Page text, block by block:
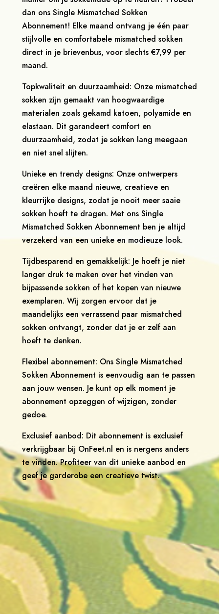
dan ons Single Mismatched Sokken
Abonnement! Elke maand ontvang je één paar
stijlvolle en comfortabele mismatched sokken
direct in je brievenbus, voor slechts €7,99 per
maand.
Topkwaliteit en duurzaamheid: Onze mismatched
sokken zijn gemaakt van hoogwaardige
materialen zoals gekamd katoen, polyamide en
elastaan. Dit garandeert comfort en
duurzaamheid, zodat je sokken lang meegaan
en niet snel slijten.
Unieke en trendy designs: Onze ontwerpers
creëren elke maand nieuwe, creatieve en
kleurrijke designs, zodat je nooit meer saaie
sokken hoeft te dragen. Met ons Single
Mismatched Sokken Abonnement ben je altijd
verzekerd van een unieke en modieuze look.
Tijdbesparend en gemakkelijk: Je hoeft je niet
langer druk te maken over het vinden van
bijpassende sokken of het kopen van nieuwe
exemplaren. Wij zorgen ervoor dat je
maandelijks een verrassend paar mismatched
sokken ontvangt, zonder dat je er zelf aan
hoeft te denken.
Flexibel abonnement: Ons Single Mismatched
Sokken Abonnement is eenvoudig aan te passen
aan jouw wensen. Je kunt op elk moment je
abonnement opzeggen of wijzigen, zonder
gedoe.
Exclusief aanbod: Dit abonnement is exclusief
verkrijgbaar bij OnFeet.nl en is nergens anders
te vinden. Profiteer van dit unieke aanbod en
geef je garderobe een creatieve twist.